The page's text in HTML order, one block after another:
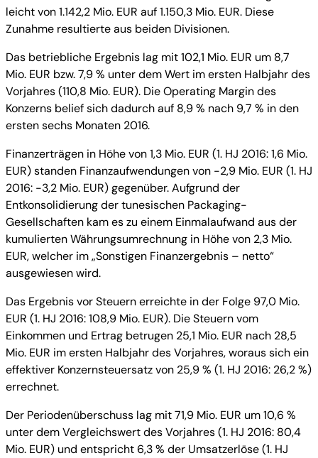
leicht von 1.142,2 Mio. EUR auf 1.150,3 Mio. EUR. Diese
Zunahme resultierte aus beiden Divisionen.
Das betriebliche Ergebnis lag mit 102,1 Mio. EUR um 8,7
Mio. EUR bzw. 7,9 % unter dem Wert im ersten Halbjahr des
Vorjahres (110,8 Mio. EUR). Die Operating Margin des
Konzerns belief sich dadurch auf 8,9 % nach 9,7 % in den
ersten sechs Monaten 2016.
Finanzerträgen in Höhe von 1,3 Mio. EUR (1. HJ 2016: 1,6 Mio.
EUR) standen Finanzaufwendungen von -2,9 Mio. EUR (1. HJ
2016: -3,2 Mio. EUR) gegenüber. Aufgrund der
Entkonsolidierung der tunesischen Packaging-
Gesellschaften kam es zu einem Einmalaufwand aus der
kumulierten Währungsumrechnung in Höhe von 2,3 Mio.
EUR, welcher im „Sonstigen Finanzergebnis – netto“
ausgewiesen wird.
Das Ergebnis vor Steuern erreichte in der Folge 97,0 Mio.
EUR (1. HJ 2016: 108,9 Mio. EUR). Die Steuern vom
Einkommen und Ertrag betrugen 25,1 Mio. EUR nach 28,5
Mio. EUR im ersten Halbjahr des Vorjahres, woraus sich ein
effektiver Konzernsteuersatz von 25,9 % (1. HJ 2016: 26,2 %)
errechnet.
Der Periodenüberschuss lag mit 71,9 Mio. EUR um 10,6 %
unter dem Vergleichswert des Vorjahres (1. HJ 2016: 80,4
Mio. EUR) und entspricht 6,3 % der Umsatzerlöse (1. HJ